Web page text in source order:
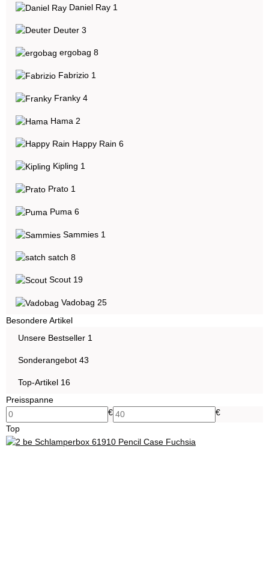
Daniel Ray 1
Deuter 3
ergobag 8Artikel gefunden
Fabrizio 1
Franky 4Artikel gefunden
Hama 2
Happy Rain 6Artikel gefunden
Kipling 1
Prato 1
Puma 6Artikel gefunden
Sammies 1
satch 8Artikel gefunden
Scout 19Artikel gefunden
Vadobag 25Artikel gefunden
Besondere Artikel
Unsere Bestseller 1
Sonderangebot 43
Top-Artikel 16Artikel gefunden
Preisspanne
€
€
Top